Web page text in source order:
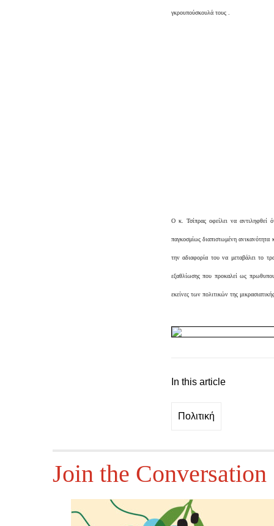
γκρουπούσκουλά τους .
Ο κ. Τσίπρας οφείλει να αντιληφθεί
παγκοσμίως διαπιστωμένη ανικανότητα
την αδιαφορία του να μεταβάλει το
εξαθλίωσης που προκαλεί ως
εκείνες των πολιτικών της
In this article
Πολιτική
Join the Conversation